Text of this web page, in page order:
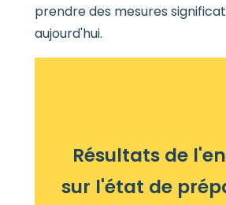
prendre des mesures
aujourd'hui.
Résultats de
sur l'état de